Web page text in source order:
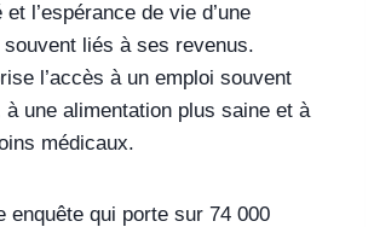
et l’espérance de vie d’une
liés à ses revenus.
l’accès à un emploi souvent
à une alimentation plus saine et à
médicaux.
enquête qui porte sur 74 000